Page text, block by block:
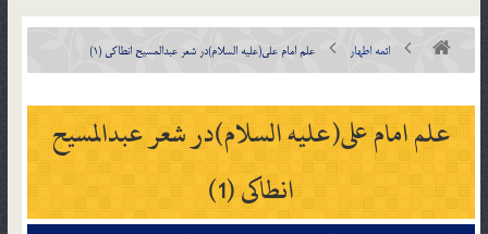
ائمه اطهار علم امام علی(علیه السلام)در شعر عبدالمسیح انطاکی (1)
علم امام علی(علیه السلام)در شعر عبدالمسیح
انطاکی (1)